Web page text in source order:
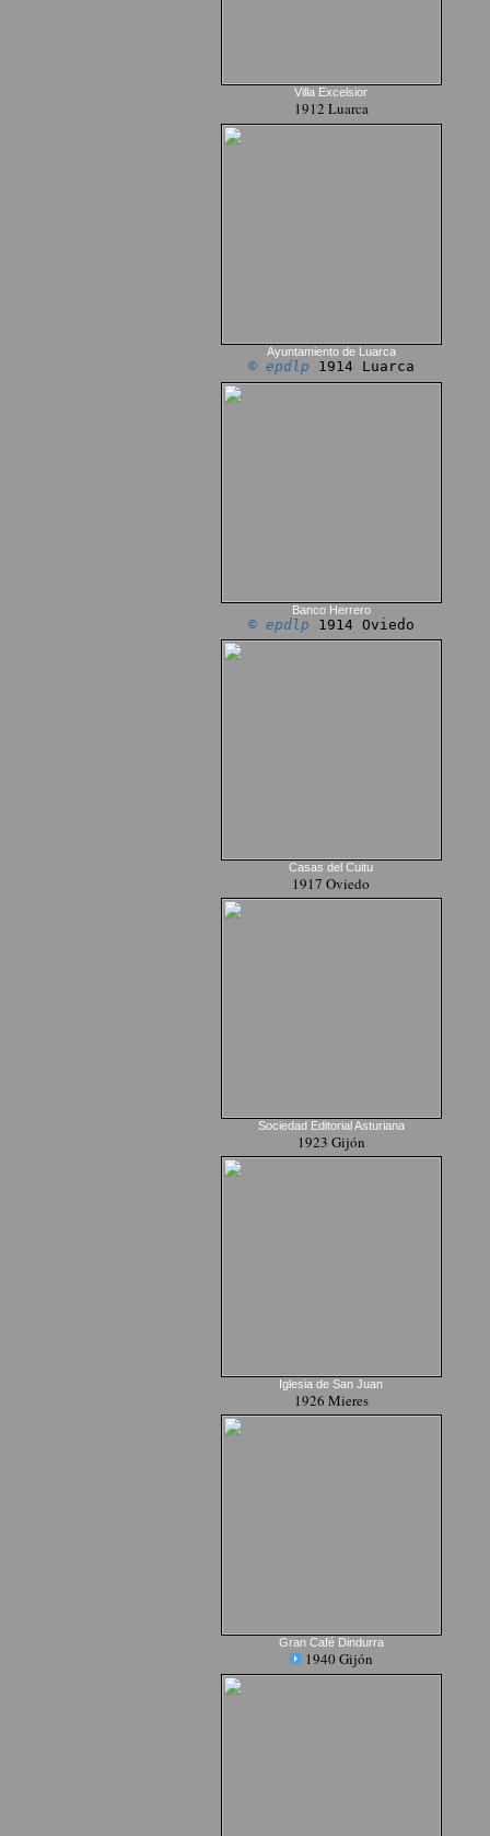
Villa Excelsior
1912 Luarca
Ayuntamiento de Luarca
© epdlp 1914 Luarca
Banco Herrero
© epdlp 1914 Oviedo
Casas del Cuitu
1917 Oviedo
Sociedad Editorial Asturiana
1923 Gijón
Iglesia de San Juan
1926 Mieres
Gran Café Dindurra
1940 Gijón